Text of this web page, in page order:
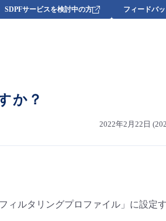
SDPFサービスを検討中の方 フィードバ
か？
2022年2月22日
ルタリングプロファイル」に設定